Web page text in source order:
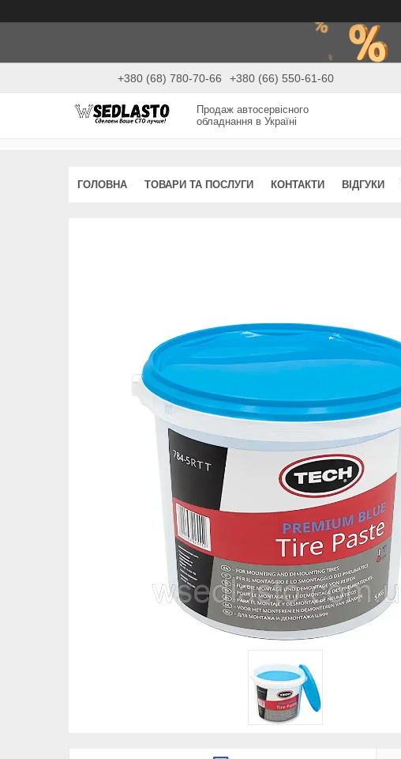
+380 (68) 780-70-66 +380 (66) 550-61-60
Продаж автосервісного
обладнання в Україні
ГОЛОВНА ТОВАРИ ТА ПОСЛУГИ КОНТАКТИ ВІДГУКИ